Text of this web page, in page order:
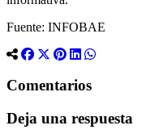
Fuente: INFOBAE
Comentarios
Deja una respuesta